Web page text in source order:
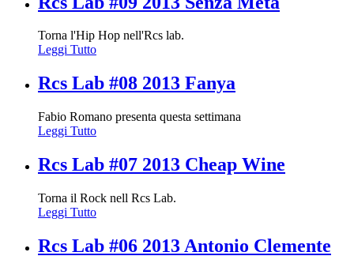
Torna l'Hip Hop nell'Rcs lab.
Leggi Tutto
Rcs Lab #08 2013 Fanya
Fabio Romano presenta questa settimana
Leggi Tutto
Rcs Lab #07 2013 Cheap Wine
Torna il Rock nell Rcs Lab.
Leggi Tutto
Rcs Lab #06 2013 Antonio Clemente